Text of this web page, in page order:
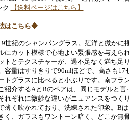
ク
【送料ページはこちら】
はこちら◆
世紀のシャンパングラス。茫洋と微かに
にカット模様で心地よい緊張感を与えら
トとテクスチャーが、過不足なく満ち足
容量はすりきりで90mlほどで、高さも17
トグラスに比べると小ぶりです。南フラ
紹介するAとBのペアは、同じモデルと言
れぞれに微妙な違いがニュアンスをつく
薄く吹かれており、洗練された印象。B
く、ガラスもワントーン暗く、どこか無